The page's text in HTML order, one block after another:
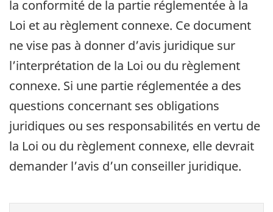
la conformité de la partie réglementée à la
Loi et au règlement connexe. Ce document
ne vise pas à donner d’avis juridique sur
l’interprétation de la Loi ou du règlement
connexe. Si une partie réglementée a des
questions concernant ses obligations
juridiques ou ses responsabilités en vertu de
la Loi ou du règlement connexe, elle devrait
demander l’avis d’un conseiller juridique.